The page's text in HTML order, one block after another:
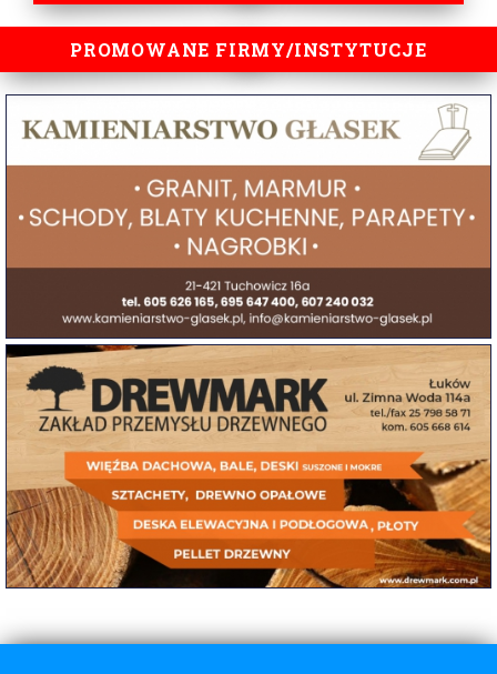
PROMOWANE FIRMY/INSTYTUCJE